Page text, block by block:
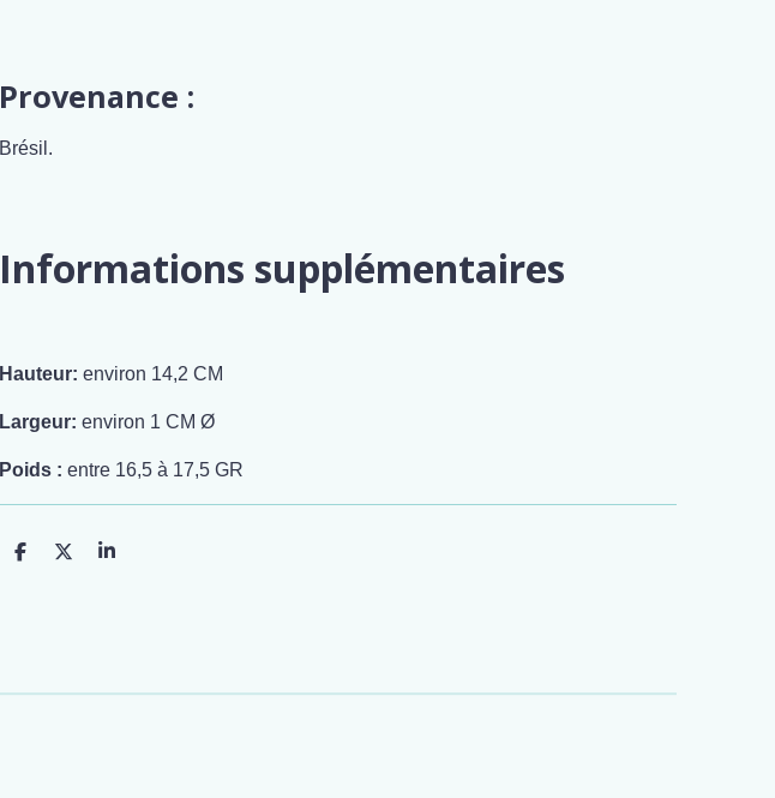
Provenance :
Brésil.
Informations supplémentaires
Hauteur: environ 14,2 CM
Largeur: environ 1 CM Ø
Poids : entre 16,5 à 17,5 GR
P
r
P
r
P
r